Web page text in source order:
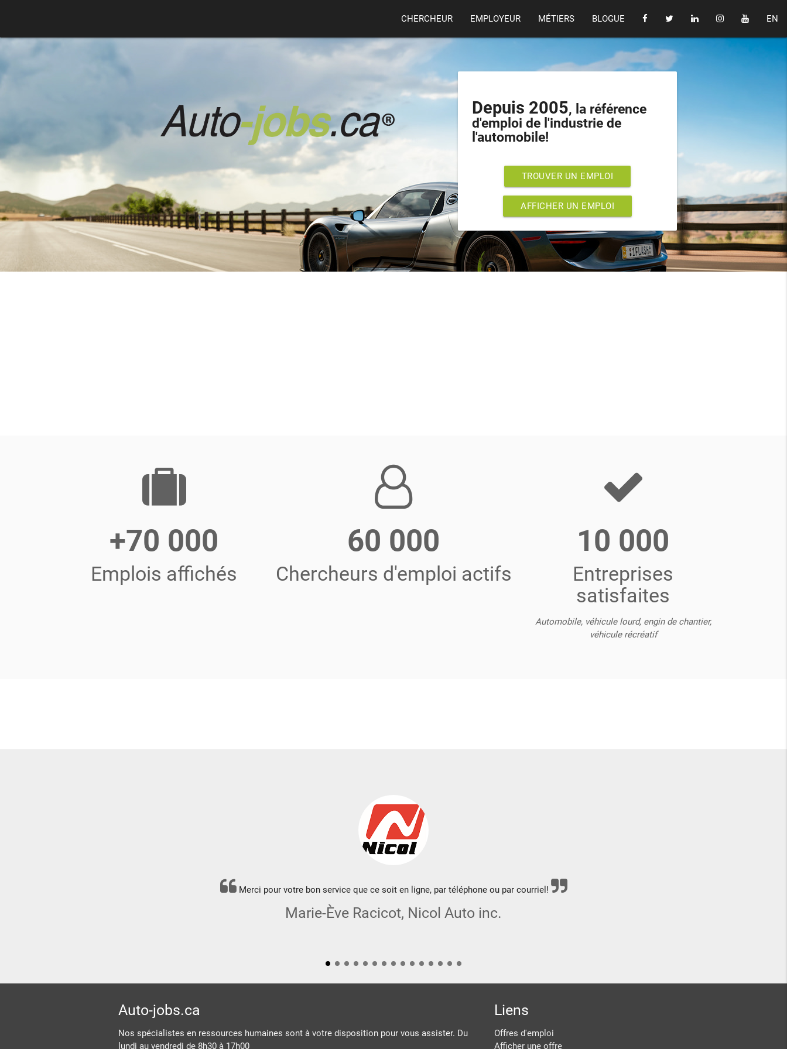
CHERCHEUR EMPLOYEUR MÉTIERS BLOGUE EN
Depuis 2005, la référence
d'emploi de l'industrie de
l'automobile!
TROUVER UN EMPLOI
AFFICHER UN EMPLOI
+70 000
Emplois affichés
60 000
Chercheurs d'emploi actifs
10 000
Entreprises
satisfaites
Automobile, véhicule lourd, engin de chantier,
véhicule récréatif
Merci pour votre bon service que ce soit en ligne, par téléphone ou par courriel!
Marie-Ève Racicot, Nicol Auto inc.
Auto-jobs.ca
Nos spécialistes en ressources humaines sont à votre disposition pour vous assister. Du
lundi au vendredi de 8h30 à 17h00
Liens
Offres d'emploi
Afficher une offre